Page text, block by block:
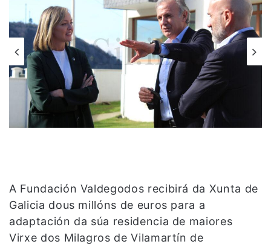
A Fundación Valdegodos recibirá da Xunta de
Galicia dous millóns de euros para a
adaptación da súa residencia de maiores
Virxe dos Milagros de Vilamartín de